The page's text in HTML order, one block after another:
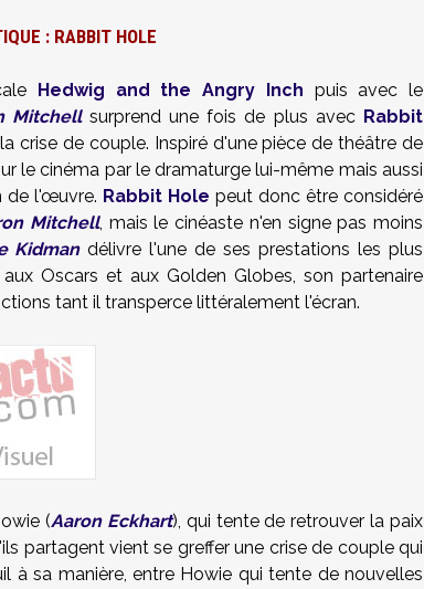
: RABBIT HOLE
Hedwig and the Angry Inch puis avec le
Mitchellsurprend une fois de plus avec Rabbit
crise de couple. Inspiré d'une pièce de théâtre de
le cinéma par le dramaturge lui-même mais aussi
de l'œuvre. Rabbit Hole peut donc être considéré
Mitchell, mais le cinéaste n'en signe pas moins
Kidmandélivre l'une de ses prestations les plus
Oscars et aux Golden Globes, son partenaire
tant il transperce littéralement l'écran.
(Aaron Eckhart), qui tente de retrouver la paix
partagent vient se greffer une crise de couple qui
à sa manière, entre Howie qui tente de nouvelles